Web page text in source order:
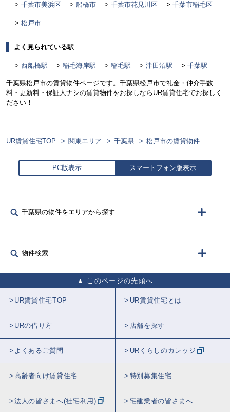
千葉市美浜区 船橋市 千葉市花見川区 千葉市稲毛区
松戸市
よく見られている駅
西船橋駅 稲毛海岸駅 稲毛駅 津田沼駅 千葉駅
千葉県松戸市の賃貸物件ページです。千葉県松戸市で礼金・仲介手数
料・更新料・保証人ナシの賃貸物件をお探しならUR賃貸住宅でお探しく
ださい！
UR賃貸住宅TOP 関東エリア 千葉県 松戸市の賃貸物件
PC版表示 スマートフォン版表示
千葉県の物件をエリアから探す
物件検索
このページの先頭へ
UR賃貸住宅TOP UR賃貸住宅とは
URの借り方 店舗を探す
よくあるご質問 URくらしのカレッジ
高齢者向け賃貸住宅 特別募集住宅
法人の皆さまへ(社宅利用) 宅建業者の皆さまへ